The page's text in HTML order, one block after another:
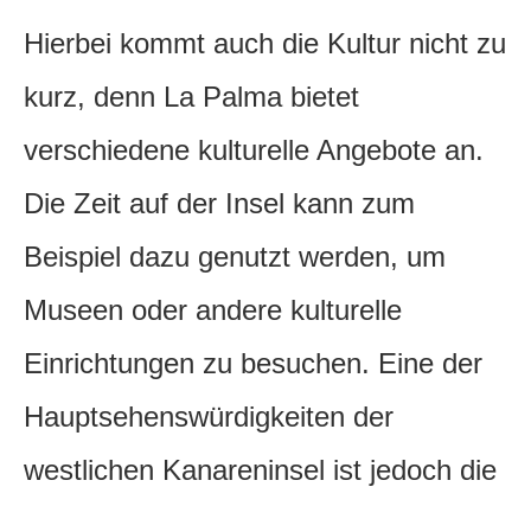
Hierbei kommt auch die Kultur nicht zu
kurz, denn La Palma bietet
verschiedene kulturelle Angebote an.
Die Zeit auf der Insel kann zum
Beispiel dazu genutzt werden, um
Museen oder andere kulturelle
Einrichtungen zu besuchen. Eine der
Hauptsehenswürdigkeiten der
westlichen Kanareninsel ist jedoch die